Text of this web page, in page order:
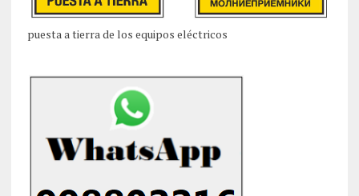
puesta a tierra de los equipos eléctricos